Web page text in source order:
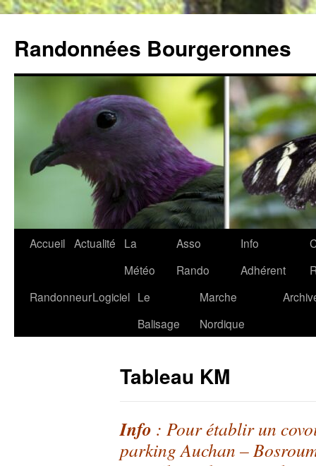
contenu
Randonnées Bourgeronnes
Accueil Actualité
La
Météo
Asso
Rando
Info
Adhérent
RandonneurLogiciel Le
Balisage
Marche
Nordique
Tableau KM
Info : Pour établir un
parking Auchan –